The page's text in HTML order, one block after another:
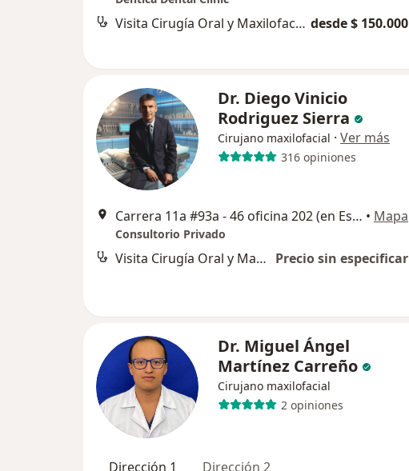
Visita Cirugía Oral y Maxilofacial desde $ 150.000
Dr. Diego Vinicio
Rodriguez Sierra
Cirujano maxilofacial · Ver más
316 opiniones
Carrera 11a #93a - 46 oficina 202 (en Estética Maxilofacial), Bogotá • Mapa
Consultorio Privado
Visita Cirugía Oral y Maxilofacial Precio sin especificar
Dr. Miguel Ángel
Martínez Carreño
Cirujano maxilofacial
2 opiniones
Dirección 1 Dirección 2